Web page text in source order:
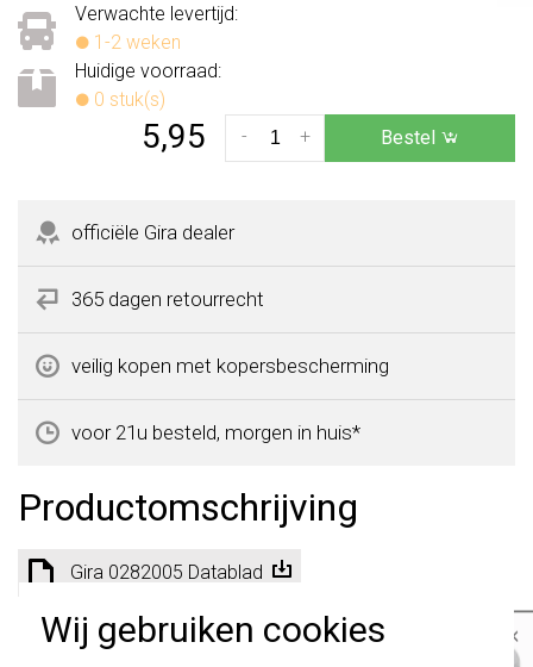
Wij gebruiken cookies
Verwachte levertijd:
1-2 weken
Huidige voorraad:
0 stuk(s)
5,95 +
- Bestel
officiële Gira dealer
365 dagen retourrecht
veilig kopen met kopersbescherming
voor 21u besteld, morgen in huis*
Productomschrijving
Gira 0282005 Datablad
Technische specificaties ×